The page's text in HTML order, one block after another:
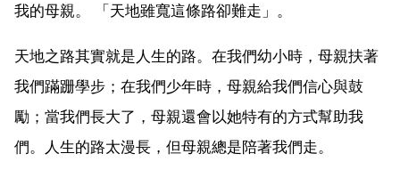
我的母親。 「天地雖寬這條路卻難走」。
天地之路其實就是人生的路。在我們幼小時，母親扶著
我們蹣跚學步；在我們少年時，母親給我們信心與鼓
勵；當我們長大了，母親還會以她特有的方式幫助我
們。人生的路太漫長，但母親總是陪著我們走。